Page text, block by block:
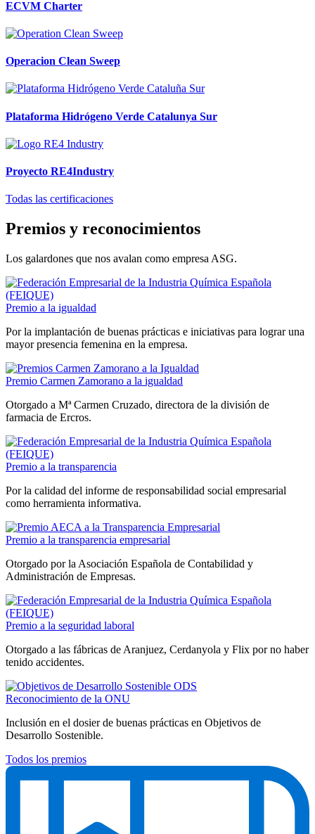
ECVM Charter
Operacion Clean Sweep
Plataforma Hidrógeno Verde Catalunya Sur
Proyecto RE4Industry
Todas las certificaciones
Premios y reconocimientos
Los galardones que nos avalan como empresa ASG.
Premio a la igualdad
Por la implantación de buenas prácticas e iniciativas para lograr una
mayor presencia femenina en la empresa.
Premio Carmen Zamorano a la igualdad
Otorgado a Mª Carmen Cruzado, directora de la división de
farmacia de Ercros.
Premio a la transparencia
Por la calidad del informe de responsabilidad social empresarial
como herramienta informativa.
Premio a la transparencia empresarial
Otorgado por la Asociación Española de Contabilidad y
Administración de Empresas.
Premio a la seguridad laboral
Otorgado a las fábricas de Aranjuez, Cerdanyola y Flix por no haber
tenido accidentes.
Reconocimiento de la ONU
Inclusión en el dosier de buenas prácticas en Objetivos de
Desarrollo Sostenible.
Todos los premios